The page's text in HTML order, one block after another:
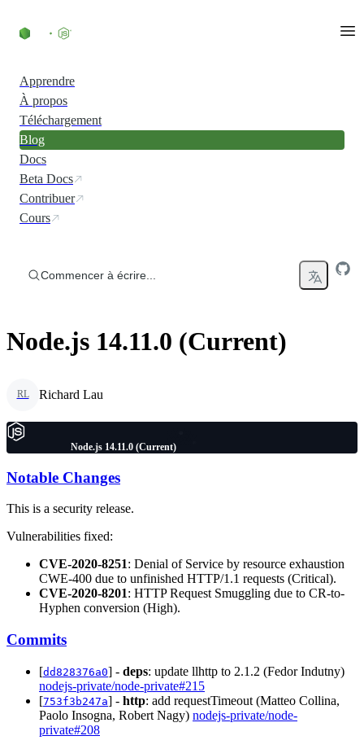
Apprendre
À propos
Téléchargement
Blog
Docs
Beta Docs
Contribuer
Cours
Commencer à écrire...
Node.js 14.11.0 (Current)
RL Richard Lau
Node.js 14.11.0 (Current)
Notable Changes
This is a security release.
Vulnerabilities fixed:
CVE-2020-8251: Denial of Service by resource exhaustion
CWE-400 due to unfinished HTTP/1.1 requests (Critical).
CVE-2020-8201: HTTP Request Smuggling due to CR-to-
Hyphen conversion (High).
Commits
[dd828376a0] - deps: update llhttp to 2.1.2 (Fedor Indutny)
nodejs-private/node-private#215
[753f3b247a] - http: add requestTimeout (Matteo Collina,
Paolo Insogna, Robert Nagy) nodejs-private/node-
private#208